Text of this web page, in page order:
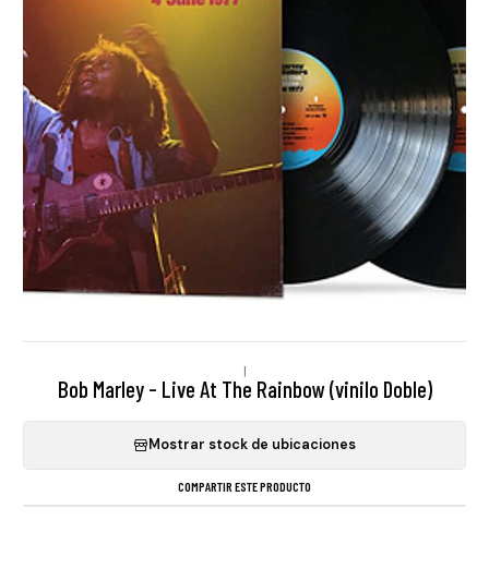
|
Bob Marley - Live At The Rainbow (vinilo Doble)
Mostrar stock de ubicaciones
COMPARTIR ESTE PRODUCTO